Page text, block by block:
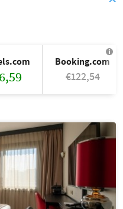
Booking.com
€122,54